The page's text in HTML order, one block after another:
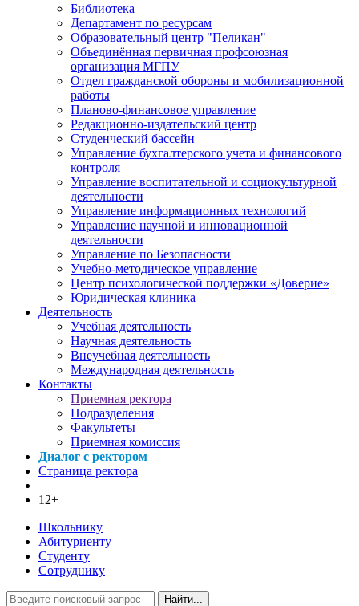
Библиотека
Департамент по ресурсам
Образовательный центр "Пеликан"
Объединённая первичная профсоюзная
организация МГПУ
Отдел гражданской обороны и мобилизационной
работы
Планово-финансовое управление
Редакционно-издательский центр
Студенческий бассейн
Управление бухгалтерского учета и финансового
контроля
Управление воспитательной и социокультурной
деятельности
Управление информационных технологий
Управление научной и инновационной
деятельности
Управление по Безопасности
Учебно-методическое управление
Центр психологической поддержки «Доверие»
Юридическая клиника
Деятельность
Учебная деятельность
Научная деятельность
Внеучебная деятельность
Международная деятельность
Контакты
Приемная ректора
Подразделения
Факультеты
Приемная комиссия
Диалог с ректором
Страница ректора
12+
Школьнику
Абитуриенту
Студенту
Сотруднику
Найти...